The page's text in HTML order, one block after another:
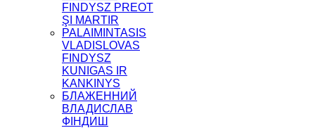
FINDYSZ PREOT
ŞI MARTIR
PALAIMINTASIS
VLADISLOVAS
FINDYSZ
KUNIGAS IR
KANKINYS
БЛАЖЕННИЙ
ВЛАДИСЛАВ
ФІНДИШ